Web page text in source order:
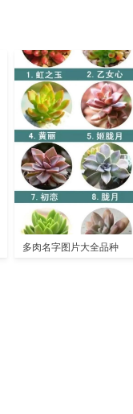
多肉名字图片大全品种